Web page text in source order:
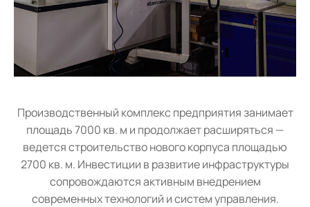
Производственный комплекс предприятия занимает
площадь 7000 кв. м и продолжает расширяться —
ведется строительство нового корпуса площадью
2700 кв. м. Инвестиции в развитие инфраструктуры
сопровождаются активным внедрением
современных технологий и систем управления.